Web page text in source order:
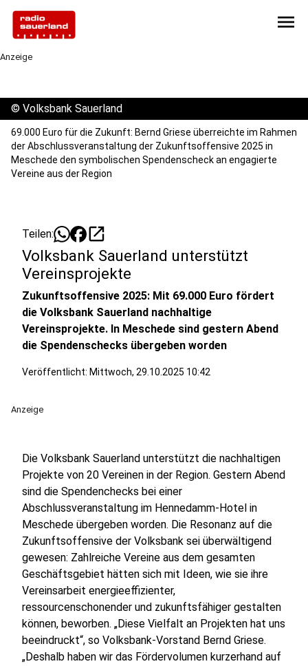
menu
Anzeige
© Volksbank Sauerland
69.000 Euro für die Zukunft: Bernd Griese überreichte im Rahmen
der Abschlussveranstaltung der Zukunftsoffensive 2025 in
Meschede den symbolischen Spendenscheck an engagierte
Vereine aus der Region
Teilen: open_in_new
Volksbank Sauerland unterstützt
Vereinsprojekte
Zukunftsoffensive 2025: Mit 69.000 Euro fördert
die Volksbank Sauerland nachhaltige
Vereinsprojekte. In Meschede sind gestern Abend
die Spendenschecks übergeben worden
Veröffentlicht: Mittwoch, 29.10.2025 10:42
Anzeige
Die Volksbank Sauerland unterstützt die nachhaltigen
Projekte von 20 Vereinen in der Region. Gestern Abend
sind die Spendenchecks bei einer
Abschlussveranstaltung im Hennedamm-Hotel in
Meschede übergeben worden. Die Resonanz auf die
Zukunftsoffensive der Volksbank sei überwältigend
gewesen: Zahlreiche Vereine aus dem gesamten
Geschäftsgebiet hätten sich mit Ideen, wie sie ihre
Vereinsarbeit energieeffizienter,
ressourcenschonender und zukunftsfähiger gestalten
können, beworben. „Diese Vielfalt an Projekten hat uns
beeindruckt“, so Volksbank-Vorstand Bernd Griese.
„Deshalb haben wir das Fördervolumen kurzerhand auf